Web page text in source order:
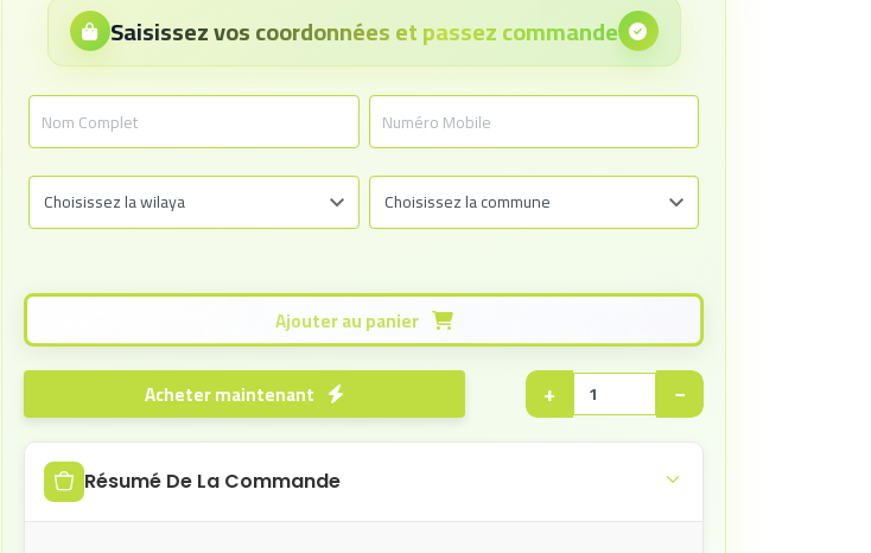
Saisissez vos coordonnées et passez commande
Ajouter au panier
−
+
Acheter maintenant
Résumé De La Commande